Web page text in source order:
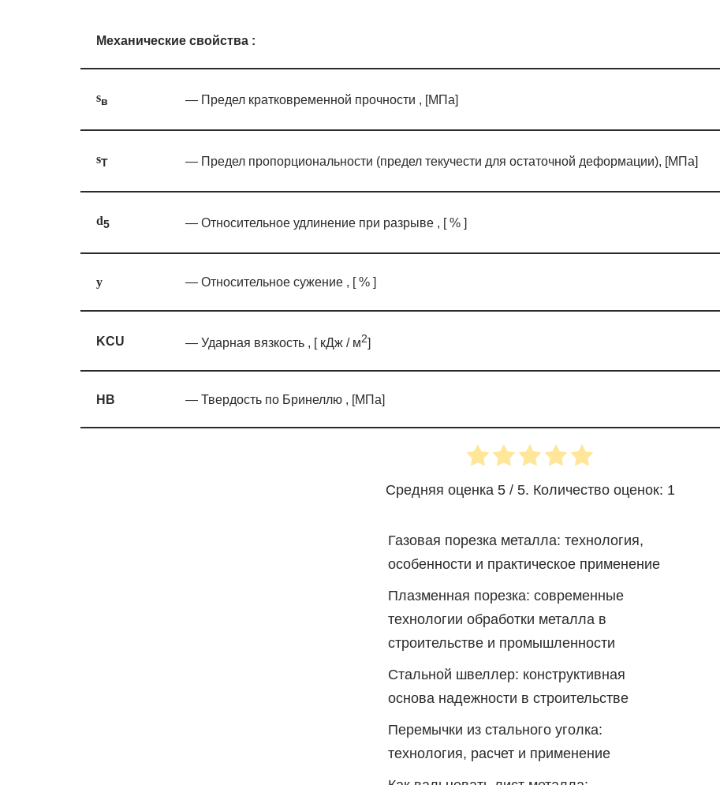
Механические свойства :
sв — Предел кратковременной прочности , [МПа]
sT — Предел пропорциональности (предел текучести для остаточной деформации), [МПа]
d5 — Относительное удлинение при разрыве , [ % ]
y — Относительное сужение , [ % ]
KCU — Ударная вязкость , [ кДж / м2]
HB — Твердость по Бринеллю , [МПа]
Средняя оценка 5/ 5. Количество оценок: 1
Газовая порезка металла: технология,
особенности и практическое применение
Плазменная порезка: современные
технологии обработки металла в
строительстве и промышленности
Стальной швеллер: конструктивная
основа надежности в строительстве
Перемычки из стального уголка:
технология, расчет и применение